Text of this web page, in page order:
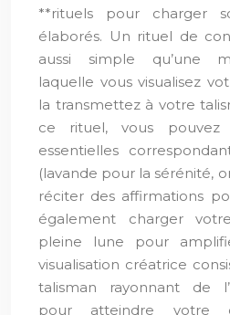
**rituels pour charger
élaborés. Un rituel de
aussi simple qu’une
laquelle vous visualisez
la transmettez à votre
ce rituel, vous pouvez
essentielles
(lavande pour la sérénité,
réciter des affirmations
également charger
pleine lune pour
visualisation créatrice
talisman rayonnant de
pour atteindre votre